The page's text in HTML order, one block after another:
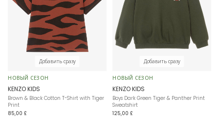
Добавить сразу
НОВЫЙ СЕЗОН
KENZO KIDS
Brown & Black Cotton T-Shirt with Tiger
Print
85,00 £
Добавить сразу
НОВЫЙ СЕЗОН
KENZO KIDS
Boys Dark Green Tiger & Panther Print
Sweatshirt
125,00 £